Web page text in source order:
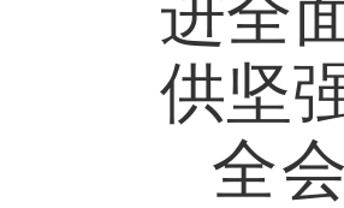
进全
供坚
全